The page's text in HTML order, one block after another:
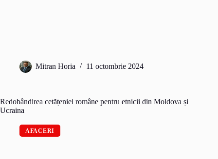
Mitran Horia 11 octombrie 2024
Redobândirea cetățeniei române pentru etnicii din Moldova și
Ucraina
AFACERI